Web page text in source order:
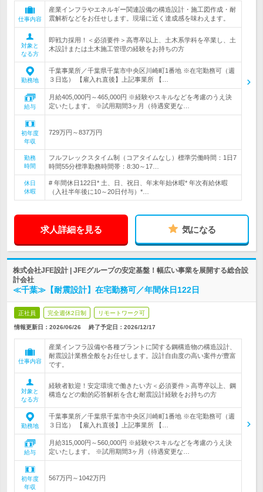
仕事内容
産業インフラやエネルギー関連設備の構造設計・施工図作成・耐
震解析などをお任せします。現場に近く達成感を味わえます。
対象と
なる方
即戦力採用！＜必須要件＞高専卒以上、土木系学科を卒業し、土
木設計または土木施工管理の経験をお持ちの方
勤務地
千葉事業所／千葉県千葉市中央区川崎町1番地 ※在宅勤務可（週
３日迄） 【雇入れ直後】上記事業所 【…
給与
月給405,000円～465,000円 ※経験やスキルなどを考慮のうえ決
定いたします。 ※試用期間3ヶ月（待遇変更な…
初年度
年収
729万円～837万円
勤務
時間
フルフレックスタイム制（コアタイムなし）標準労働時間：1日7
時間55分標準勤務時間帯：8:30～17…
休日
休暇
# 年間休日122日* 土、日、祝日、年末年始休暇* 年次有給休暇
（入社半年後に10～20日付与）*…
求人詳細を見る 気になる
株式会社JFE設計 | JFEグループの安定基盤！幅広い事業を展開する総合設
計会社
≪千葉≫【耐震設計】在宅勤務可／年間休日122日
正社員 完全週休2日制 リモートワーク可
情報更新日：2026/06/26 終了予定日： 2026/12/17
仕事内容
産業インフラ設備や各種プラントに関する鋼構造物の構造設計、
耐震設計業務全般をお任せします。設計自由度の高い案件が豊富
です。
対象と
なる方
経験者歓迎！安定環境で働きたい方＜必須要件＞高専卒以上、鋼
構造などの動的応答解析を含む耐震設計経験をお持ちの方
勤務地
千葉事業所／千葉県千葉市中央区川崎町1番地 ※在宅勤務可（週
３日迄） 【雇入れ直後】上記事業所 【…
給与
月給315,000円～560,000円 ※経験やスキルなどを考慮のうえ決
定いたします。 ※試用期間3ヶ月（待遇変更な…
初年度
年収
567万円～1042万円